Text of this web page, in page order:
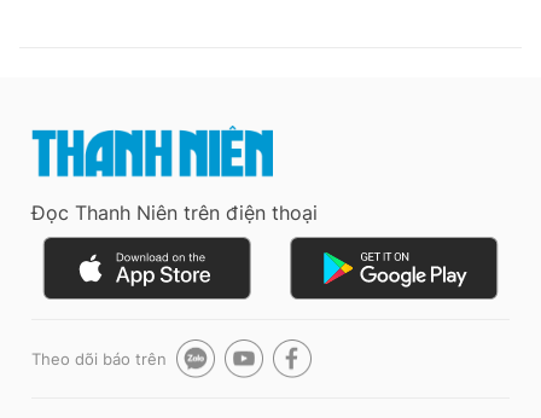
Đọc Thanh Niên trên điện thoại
Theo dõi báo trên